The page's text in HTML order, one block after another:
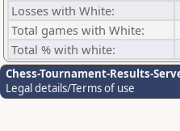
Losses with White:
Total games with White:
Total % with white:
Chess-Tournament-Results-
Legal details/Terms of use